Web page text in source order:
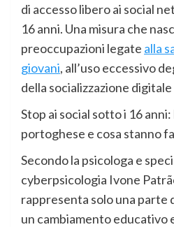
di accesso libero ai social
16 anni. Una misura che
preoccupazioni legate alla
giovani, all’uso eccessivo
della socializzazione
Stop ai social sotto i 16
portoghese e cosa stanno
Secondo la psicologa e
cyberpsicologia Ivone
rappresenta solo una parte
un cambiamento educativo